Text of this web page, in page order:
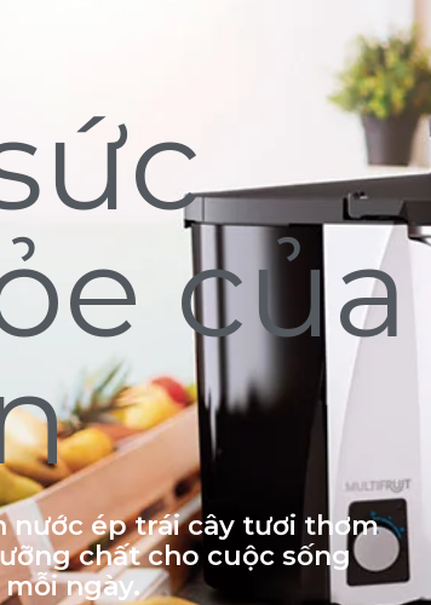
của
nước ép trái cây tươi thơm
chất cho cuộc sống
ngày.